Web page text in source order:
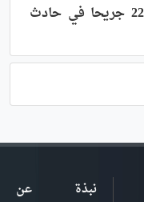
قسنطينة : 6 وفيات و 22 جريحا في حادث
نبذة عن